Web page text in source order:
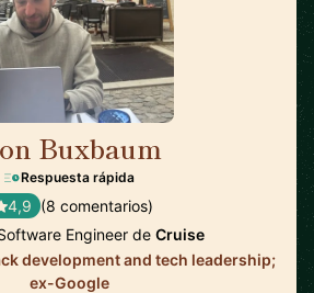
Buxbaum
Respuesta rápida
4,9 (8 comentarios)
Engineer de Cruise
development and tech leadership;
ex-Google